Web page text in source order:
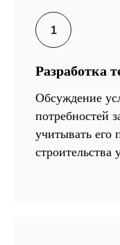
Разработка
Обсуждение
потребностей
учитывать его
строительства